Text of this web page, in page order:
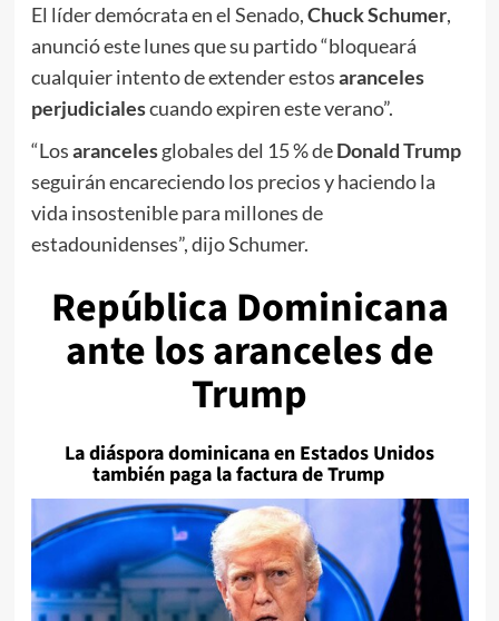
El líder demócrata en el Senado,Chuck Schumer,
anunció este lunes que su partido “bloqueará
cualquier intento de extender estosaranceles
perjudicialescuando expiren este verano”.
“Losarancelesglobales del 15 % deDonald Trump
seguirán encareciendo los precios y haciendo la
vida insostenible para millones de
estadounidenses”, dijo Schumer.
República Dominicana
ante los aranceles de
Trump
La diáspora dominicana en Estados Unidos
también paga la factura de Trump